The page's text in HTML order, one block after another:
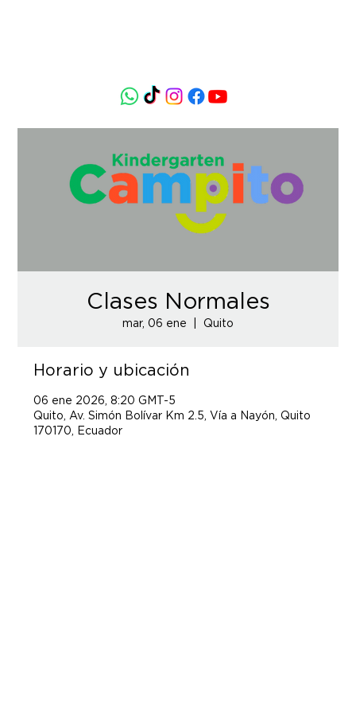
Clases Normales
mar, 06 ene Quito
Horario y ubicación
06 ene 2026, 8:20 GMT-5
Quito, Av. Simón Bolívar Km 2.5, Vía a Nayón, Quito
170170, Ecuador